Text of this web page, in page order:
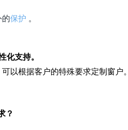
的保护 。
化支持。
以根据客户的特殊要求定制窗户。
？